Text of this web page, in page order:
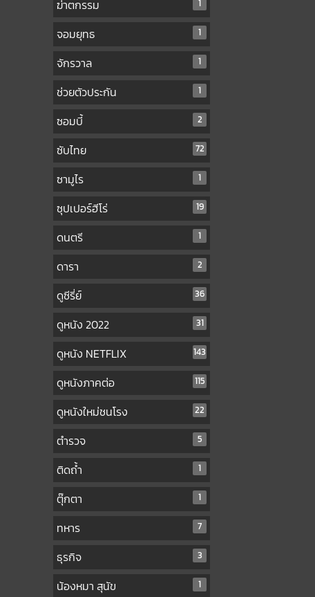
ฆ่าตกรรม 1
จอมยุทธ 1
จักรวาล 1
ช่วยตัวประกัน 1
ซอมบี้ 2
ซับไทย 72
ซามูไร 1
ซุปเปอร์ฮีโร่ 19
ดนตรี 1
ดารา 2
ดูซีรี่ย์ 36
ดูหนัง 2022 31
ดูหนัง NETFLIX 143
ดูหนังภาคต่อ 115
ดูหนังใหม่ชนโรง 22
ตำรวจ 5
ติดถ้ำ 1
ตุ๊กตา 1
ทหาร 7
ธุรกิจ 3
น้องหมา สุนัข 1